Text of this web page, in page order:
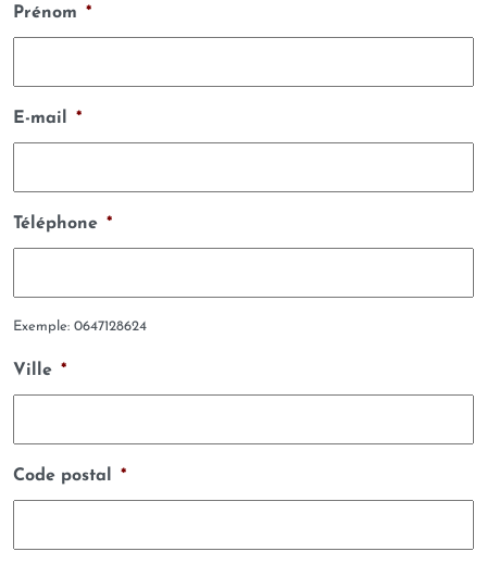
Prénom *
E-mail *
Téléphone *
Exemple: 0647128624
Ville *
Code postal *